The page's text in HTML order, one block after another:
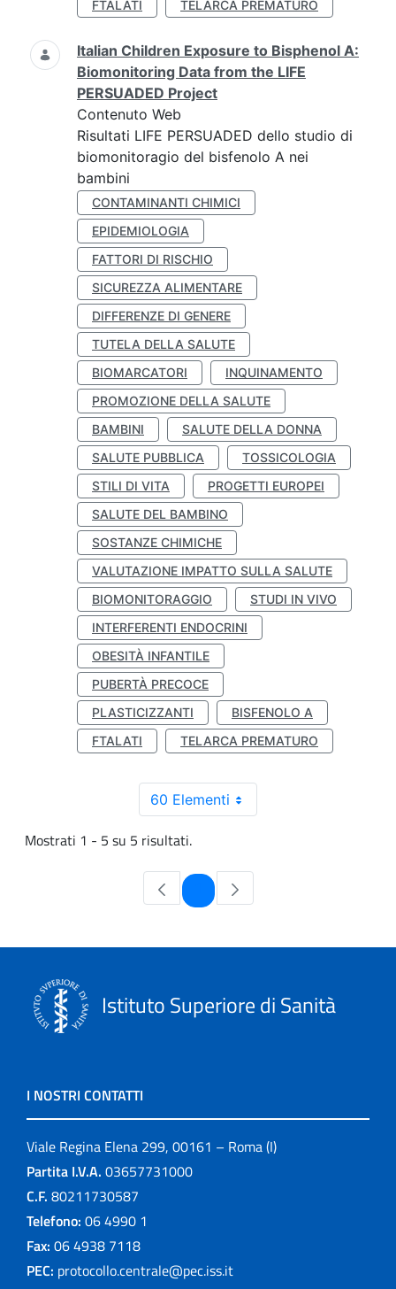
FTALATI
TELARCA PREMATURO
Italian Children Exposure to Bisphenol A:
Biomonitoring Data from the LIFE
PERSUADED Project
Contenuto Web
Risultati LIFE PERSUADED dello studio di
biomonitoragio del bisfenolo A nei
bambini
CONTAMINANTI CHIMICI
EPIDEMIOLOGIA
FATTORI DI RISCHIO
SICUREZZA ALIMENTARE
DIFFERENZE DI GENERE
TUTELA DELLA SALUTE
BIOMARCATORI
INQUINAMENTO
PROMOZIONE DELLA SALUTE
BAMBINI
SALUTE DELLA DONNA
SALUTE PUBBLICA
TOSSICOLOGIA
STILI DI VITA
PROGETTI EUROPEI
SALUTE DEL BAMBINO
SOSTANZE CHIMICHE
VALUTAZIONE IMPATTO SULLA SALUTE
BIOMONITORAGGIO
STUDI IN VIVO
INTERFERENTI ENDOCRINI
OBESITÀ INFANTILE
PUBERTÀ PRECOCE
PLASTICIZZANTI
BISFENOLO A
FTALATI
TELARCA PREMATURO
60 Elementi
Mostrati 1 - 5 su 5 risultati.
Pagina
Istituto Superiore di Sanità
I NOSTRI CONTATTI
Viale Regina Elena 299, 00161 – Roma (I)
Partita I.V.A. 03657731000
C.F. 80211730587
Telefono: 06 4990 1
Fax: 06 4938 7118
PEC: protocollo.centrale@pec.iss.it